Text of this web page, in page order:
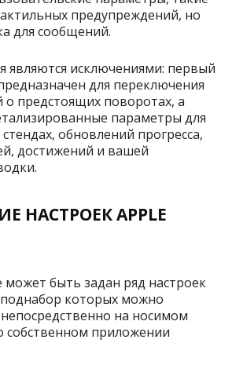
предупреждений, но
для сообщений.
являются исключениями: первый
для переключения
предстоящих поворотах, а
параметры для
обновлений прогресса,
достижений и вашей
НАСТРОЕК APPLE
быть задан ряд настроек
поднабор которых можно
на носимом
собственном приложении